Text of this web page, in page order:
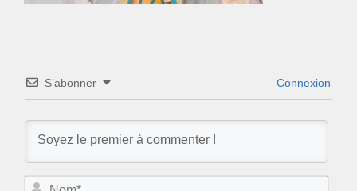
S’abonner Connexion
N